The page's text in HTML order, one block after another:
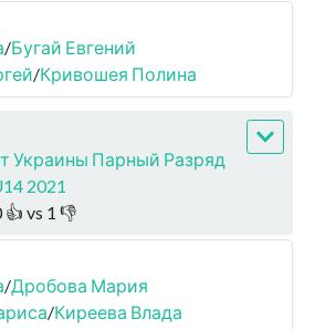
/Бугай Евгений
/Кривошея Полина
Украины Парный Разряд
2021
👍 vs 1 👎
/Дробова Мария
/Киреева Влада